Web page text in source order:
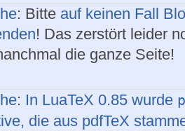
: Bitte auf keinen Fall
! Das zerstört leider
die ganze Seite!
: In LuaTeX 0.85 wurde
die aus pdfTeX